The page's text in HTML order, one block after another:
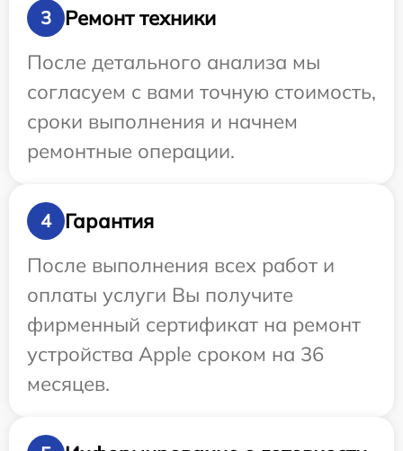
3
Ремонт техники
После детального анализа мы
согласуем с вами точную стоимость,
сроки выполнения и начнем
ремонтные операции.
4
Гарантия
После выполнения всех работ и
оплаты услуги Вы получите
фирменный сертификат на ремонт
устройства Apple сроком на 36
месяцев.